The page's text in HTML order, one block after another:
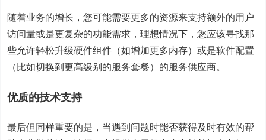
随着业务的增长，您可能需要更多的资源来支持额外的用户
访问量或是更复杂的功能需求，理想情况下，您应该寻找那
些允许轻松升级硬件组件（如增加更多内存）或是软件配置
（比如切换到更高级别的服务套餐）的服务供应商。
优质的技术支持
最后但同样重要的是，当遇到问题时能否获得及时有效的帮